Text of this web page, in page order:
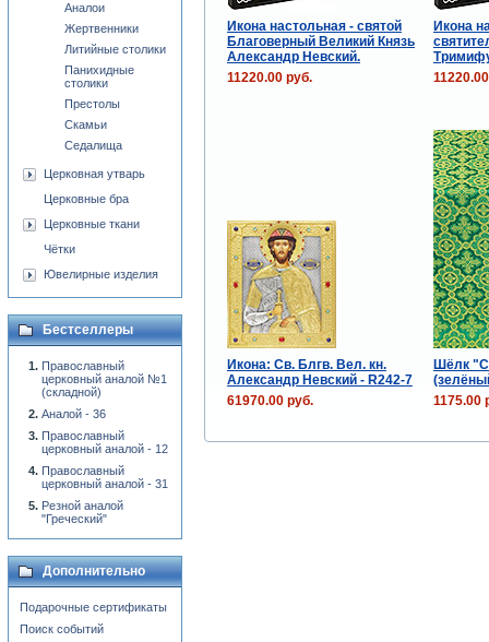
Икона настольная - святой
Благоверный Великий Князь
Александр Невский.
Икона
11220.00 руб.
Икона: Св. Блгв. Вел. кн.
Александр Невский - R242-7
Шёлк
61970.00 руб.
1175.00
Аналои
Жертвенники
Литийные столики
Панихидные
столики
Престолы
Скамьи
Седалища
Церковная утварь
Церковные бра
Церковные ткани
Чётки
Ювелирные изделия
Бестселлеры
Православный
церковный аналой №1
(складной)
Аналой - 36
Православный
церковный аналой - 12
Православный
церковный аналой - 31
Резной аналой
"Греческий"
Дополнительно
Подарочные сертификаты
Поиск событий